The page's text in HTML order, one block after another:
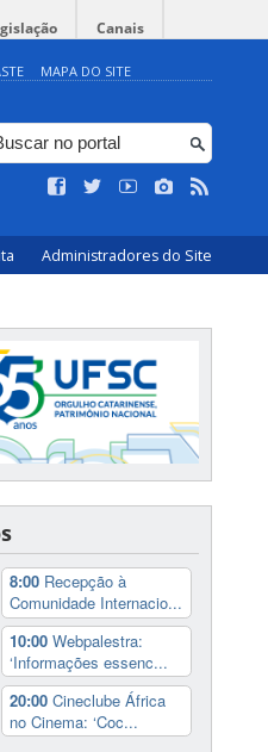
Canais
MAPA DO SITE
Administradores do Site
8:00 Recepção à
Comunidade Internacio...
10:00 Webpalestra:
‘Informações essenc...
20:00 Cineclube África
no Cinema: ‘Coc...